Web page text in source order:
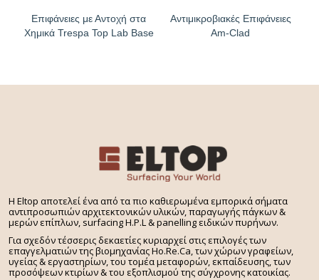
Επιφάνειες με Αντοχή στα
Χημικά Trespa Top Lab Base
Αντιμικροβιακές Επιφάνειες
Am-Clad
H Eltop αποτελεί ένα από τα πιο καθιερωμένα εμπορικά σήματα
αντιπροσωπιών αρχιτεκτονικών υλικών, παραγωγής πάγκων &
μερών επίπλων, surfacing H.P.L & panelling ειδικών πυρήνων.
Για σχεδόν τέσσερις δεκαετίες κυριαρχεί στις επιλογές των
επαγγελματιών της βιομηχανίας Ho.Re.Ca, των χώρων γραφείων,
υγείας & εργαστηρίων, του τομέα μεταφορών, εκπαίδευσης, των
προσόψεων κτιρίων & του εξοπλισμού της σύγχρονης κατοικίας.